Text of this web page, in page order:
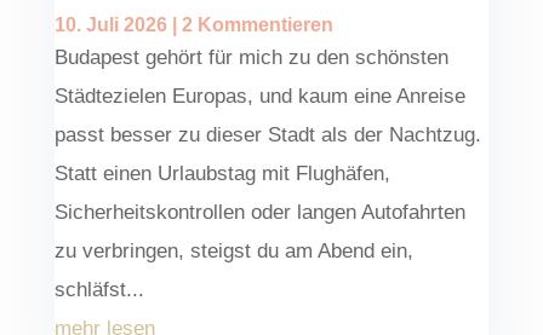
10. Juli 2026| 2 Kommentieren
Budapest gehört für mich zu den schönsten
Städtezielen Europas, und kaum eine Anreise
passt besser zu dieser Stadt als der Nachtzug.
Statt einen Urlaubstag mit Flughäfen,
Sicherheitskontrollen oder langen Autofahrten
zu verbringen, steigst du am Abend ein,
schläfst...
mehr lesen